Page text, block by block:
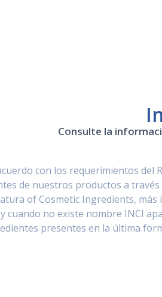
Consulte la
con los requerimientos del
de nuestros productos a
of Cosmetic Ingredients,
cuando no existe nombre INCI
presentes en la última